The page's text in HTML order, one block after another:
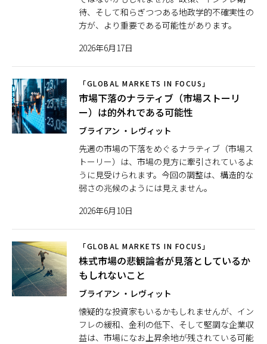
待、そして和らぎつつある地政学的不確実性の
方が、より重要である可能性があります。
2026年6月17日
「GLOBAL MARKETS IN FOCUS」
市場下落のナラティブ（市場ストーリ
ー）は的外れである可能性
ブライアン ・レヴィット
先週の市場の下落をめぐるナラティブ（市場ス
トーリー）は、市場の見方に牽引されているよ
うに見受けられます。今回の調整は、構造的な
弱さの兆候のようには見えません。
2026年6月10日
「GLOBAL MARKETS IN FOCUS」
株式市場の悲観論者が見落としているか
もしれないこと
ブライアン ・レヴィット
懐疑的な投資家もいるかもしれませんが、イン
フレの緩和、金利の低下、そして堅調な企業収
益は、市場になお上昇余地が残されている可能